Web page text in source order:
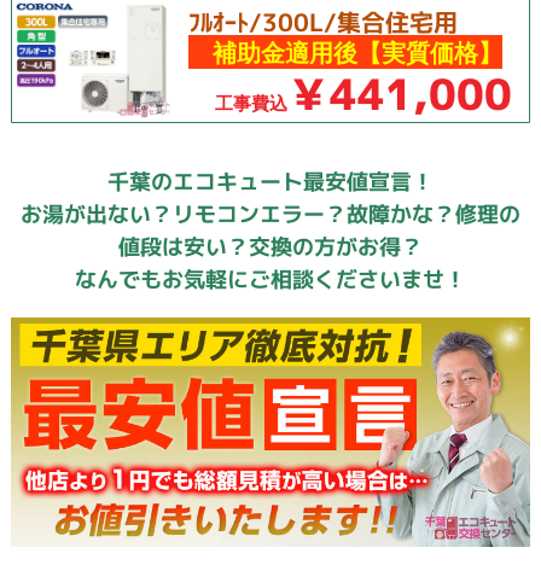
ﾌﾙｵｰﾄ/300L/集合住宅用
補助金適用後【実質価格】
工事費込 ￥441,000
千葉のエコキュート最安値宣言！
お湯が出ない？リモコンエラー？故障かな？修理の
値段は安い？交換の方がお得？
なんでもお気軽にご相談くださいませ！